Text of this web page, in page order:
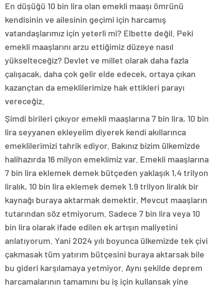
En düşüğü 10 bin lira olan emekli maaşı ömrünü
kendisinin ve ailesinin geçimi için harcamış
vatandaşlarımız için yeterli mi? Elbette değil. Peki
emekli maaşlarını arzu ettiğimiz düzeye nasıl
yükselteceğiz? Devlet ve millet olarak daha fazla
çalışacak, daha çok gelir elde edecek, ortaya çıkan
kazançtan da emeklilerimize hak ettikleri parayı
vereceğiz.
Şimdi birileri çıkıyor emekli maaşlarına 7 bin lira, 10 bin
lira seyyanen ekleyelim diyerek kendi akıllarınca
emeklilerimizi tahrik ediyor. Bakınız bizim ülkemizde
halihazırda 16 milyon emeklimiz var. Emekli maaşlarına
7 bin lira eklemek demek bütçeden yaklaşık 1,4 trilyon
liralık, 10 bin lira eklemek demek 1,9 trilyon liralık bir
kaynağı buraya aktarmak demektir. Mevcut maaşların
tutarından söz etmiyorum. Sadece 7 bin lira veya 10
bin lira olarak ifade edilen ek artışın maliyetini
anlatıyorum. Yani 2024 yılı boyunca ülkemizde tek çivi
çakmasak tüm yatırım bütçesini buraya aktarsak bile
bu gideri karşılamaya yetmiyor. Aynı şekilde deprem
harcamalarının tamamını bu iş için kullansak yine